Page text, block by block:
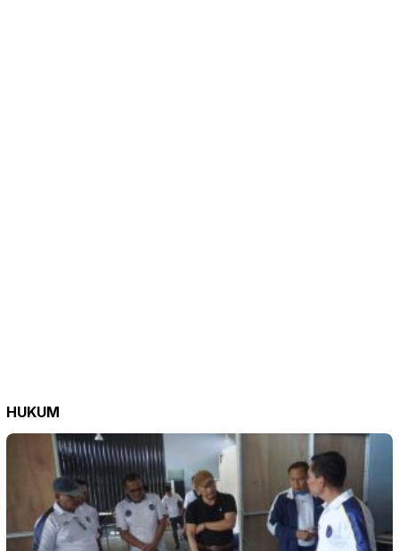
HUKUM